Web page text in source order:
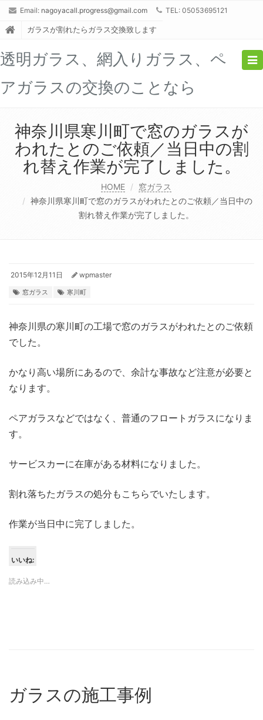
Email: nagoyacall.progress@gmail.com TEL: 05053695121
ガラスが割れたらガラス交換致します
透明ガラス、網入りガラス、ペ
アガラスの交換のことなら
神奈川県寒川町で窓のガラスが
われたとのご依頼／当日中の割
れ替え作業が完了しました。
HOME
窓ガラス
神奈川県寒川町で窓のガラスがわれたとのご依頼／当日中の
割れ替え作業が完了しました。
2015年12月11日 wpmaster
窓ガラス 寒川町
神奈川県の寒川町の工場で窓のガラスがわれたとのご依頼
でした。
かなり高い場所にあるので、余計な事故など注意が必要と
なります。
ペアガラスなどではなく、普通のフロートガラスになりま
す。
サービスカーに在庫がある材料になりました。
割れ落ちたガラスの処分もこちらでいたします。
作業が当日中に完了しました。
いいね:
読み込み中…
ガラスの施工事例